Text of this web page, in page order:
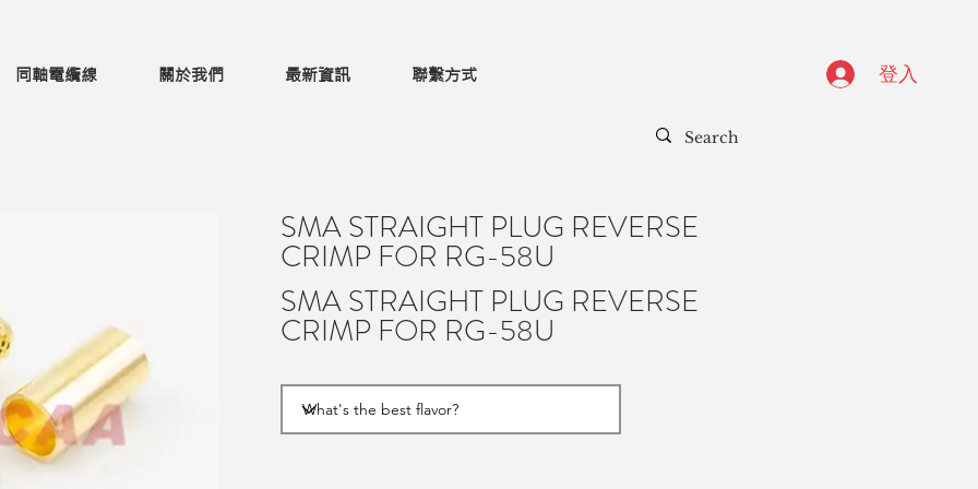
同軸電纜線 關於我們 最新資訊 聯繫方式 登入
SMA STRAIGHT PLUG REVERSE
CRIMP FOR RG-58U
SMA STRAIGHT PLUG REVERSE
CRIMP FOR RG-58U